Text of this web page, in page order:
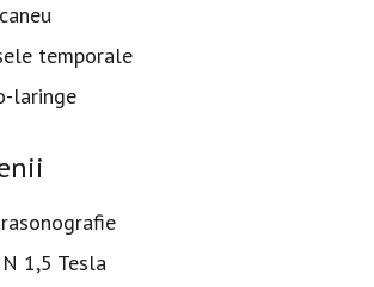
temporale
laringe
1,5 Tesla